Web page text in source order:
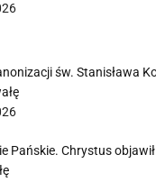
św. Stanisława
Pańskie. Chrystus